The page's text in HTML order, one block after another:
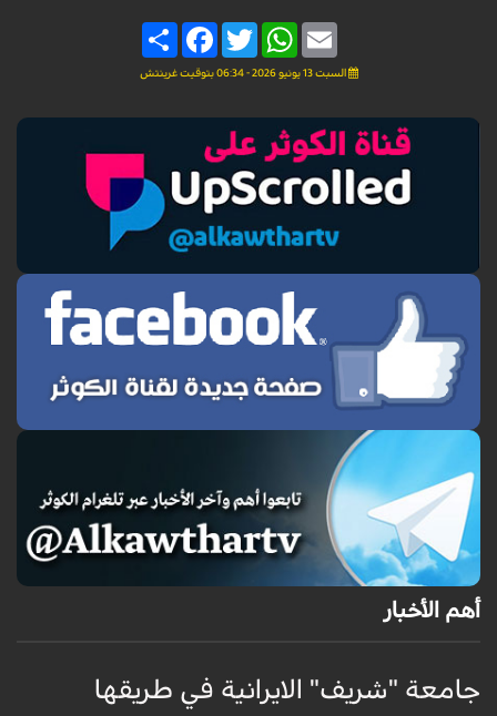
Share
FacebookTwitter
WhatsAppEmail
السبت 13 يونيو 2026 - 06:34 بتوقيت غرينتش
أهم الأخبار
جامعة "شريف" الايرانية في طريقها